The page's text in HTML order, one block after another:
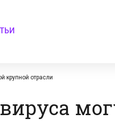
крупной отрасли